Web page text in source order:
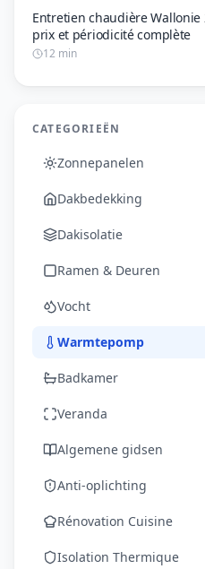
Entretien chaudière
prix et périodicité complète
12 min
CATEGORIEËN
Zonnepanelen
Dakbedekking
Dakisolatie
Ramen & Deuren
Vocht
Warmtepomp
Badkamer
Veranda
Algemene gidsen
Anti-oplichting
Rénovation Cuisine
Isolation Thermique